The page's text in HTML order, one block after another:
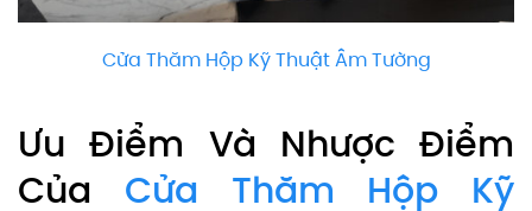
Cửa Thăm Hộp Kỹ Thuật Âm Tường
Ưu Điểm Và Nhược Điểm
Của Cửa Thăm Hộp Kỹ